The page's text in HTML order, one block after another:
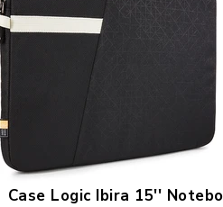
Case Logic Ibira 15''